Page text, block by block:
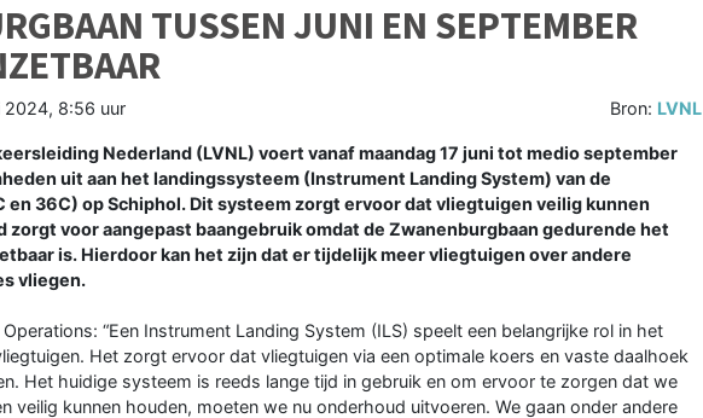
TUSSEN JUNI EN SEPTEMBER
2024, 8:56 uur Bron: LVNL
Nederland (LVNL) voert vanaf maandag 17 juni tot medio september
uit aan het landingssysteem (Instrument Landing System) van de
en 36C) op Schiphol. Dit systeem zorgt ervoor dat vliegtuigen veilig kunnen
zorgt voor aangepast baangebruik omdat de Zwanenburgbaan gedurende het
is. Hierdoor kan het zijn dat er tijdelijk meer vliegtuigen over andere
vliegen.
“Een Instrument Landing System (ILS) speelt een belangrijke rol in het
Het zorgt ervoor dat vliegtuigen via een optimale koers en vaste daalhoek
Het huidige systeem is reeds lange tijd in gebruik en om ervoor te zorgen dat we
veilig kunnen houden, moeten we nu onderhoud uitvoeren. We gaan onder andere